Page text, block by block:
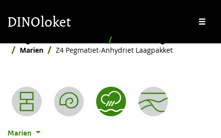
DINOloket
Marien
Z4 Pegmatiet-Anhydriet Laagpakket
Nomenclator menu
Marien